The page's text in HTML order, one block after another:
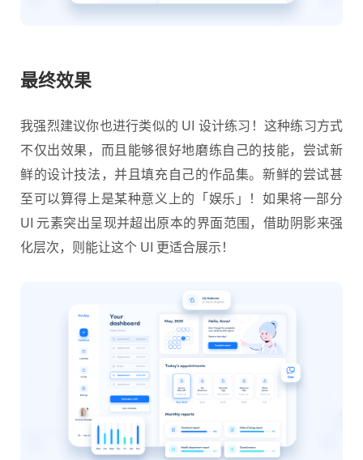
最终效果
我强烈建议你也进行类似的 UI 设计练习！这种练习方式
不仅出效果，而且能够很好地磨练自己的技能，尝试新
鲜的设计技法，并且填充自己的作品集。新鲜的尝试甚
至可以算得上是某种意义上的「娱乐」！如果将一部分
UI 元素突出呈现并超出原本的界面范围，借助阴影来强
化层次，则能让这个 UI 更适合展示！